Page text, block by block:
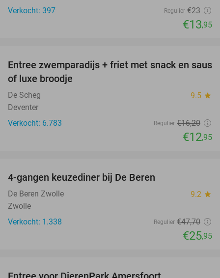
Verkocht: 397
Regulier €23
€13,95
20%
Entree zwemparadijs + friet met snack en saus
of luxe broodje
De Scheg 9.5 star
Deventer
Verkocht: 6.783
Regulier €16,20
€12,95
4-gangen keuzediner bij De Beren
De Beren Zwolle 9.2 star
Zwolle
Verkocht: 1.338
Regulier €47,70
€25,95